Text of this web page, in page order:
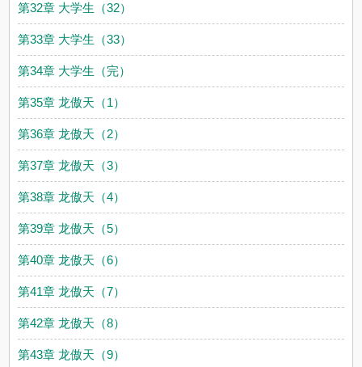
第32章 大学生（32）
第33章 大学生（33）
第34章 大学生（完）
第35章 龙傲天（1）
第36章 龙傲天（2）
第37章 龙傲天（3）
第38章 龙傲天（4）
第39章 龙傲天（5）
第40章 龙傲天（6）
第41章 龙傲天（7）
第42章 龙傲天（8）
第43章 龙傲天（9）